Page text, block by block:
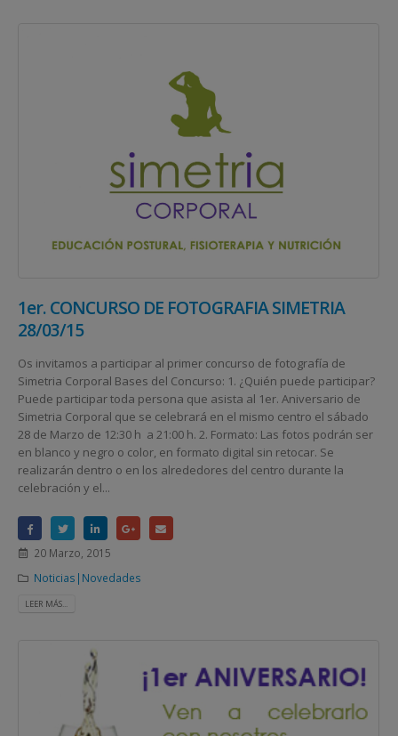
1er. CONCURSO DE FOTOGRAFIA SIMETRIA
28/03/15
Os invitamos a participar al primer concurso de fotografía de
Simetria Corporal Bases del Concurso: 1. ¿Quién puede participar?
Puede participar toda persona que asista al 1er. Aniversario de
Simetria Corporal que se celebrará en el mismo centro el sábado
28 de Marzo de 12:30 h a 21:00 h. 2. Formato: Las fotos podrán ser
en blanco y negro o color, en formato digital sin retocar. Se
realizarán dentro o en los alrededores del centro durante la
celebración y el...
20 Marzo, 2015
Noticias|Novedades
LEER MÁS...